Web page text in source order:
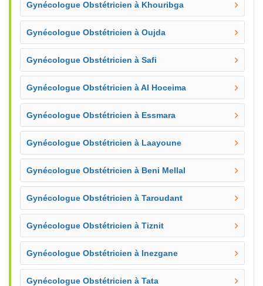
Gynécologue Obstétricien à Khouribga
Gynécologue Obstétricien à Oujda
Gynécologue Obstétricien à Safi
Gynécologue Obstétricien à Al Hoceima
Gynécologue Obstétricien à Essmara
Gynécologue Obstétricien à Laayoune
Gynécologue Obstétricien à Beni Mellal
Gynécologue Obstétricien à Taroudant
Gynécologue Obstétricien à Tiznit
Gynécologue Obstétricien à Inezgane
Gynécologue Obstétricien à Tata